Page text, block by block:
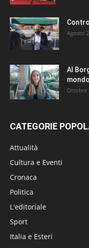
Agosto
Al
Ottobre
CATEGORIE
Attualità
Cultura e Eventi
Cronaca
Politica
L'editoriale
Sport
Italia e Esteri